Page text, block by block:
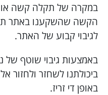
במקרה של תקלה קשה או
הקשה שהשקענו באתר
לגיבוי קבוע של האתר.
באמצעות גיבוי שוטף של
ביכולתנו לשחזר ולחזור
באופן די זריז.